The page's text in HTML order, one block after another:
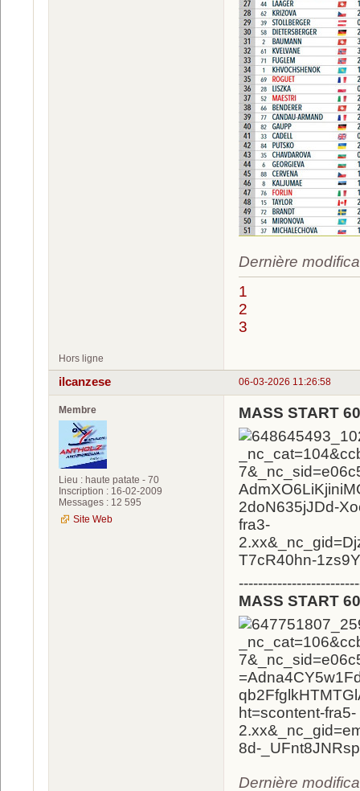
Dernière
1
2
3
Hors ligne
06-03-2026 11:26:58
ilcanzese
Membre
Lieu : haute patate - 70
Inscription : 16-02-2009
Messages : 12 595
Site Web
MASS START
MASS START
Dernière